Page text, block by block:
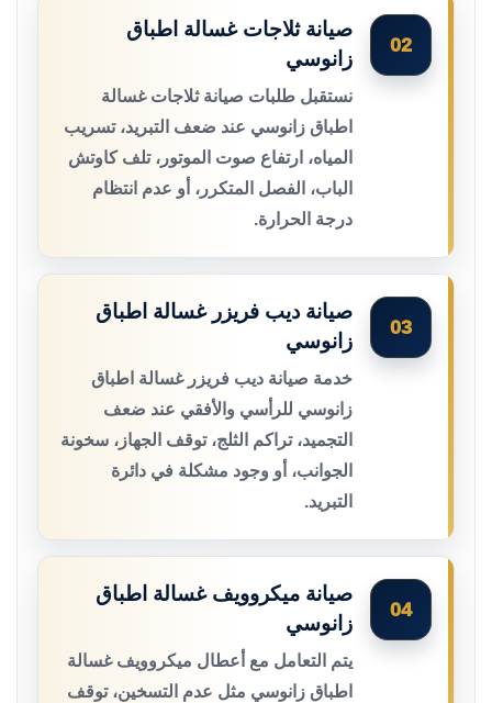
02
صيانة ثلاجات غسالة اطباق
زانوسي
نستقبل طلبات صيانة ثلاجات غسالة
اطباق زانوسي عند ضعف التبريد، تسريب
المياه، ارتفاع صوت الموتور، تلف كاوتش
الباب، الفصل المتكرر، أو عدم انتظام
درجة الحرارة.
03
صيانة ديب فريزر غسالة اطباق
زانوسي
خدمة صيانة ديب فريزر غسالة اطباق
زانوسي للرأسي والأفقي عند ضعف
التجميد، تراكم الثلج، توقف الجهاز، سخونة
الجوانب، أو وجود مشكلة في دائرة
التبريد.
04
صيانة ميكروويف غسالة اطباق
زانوسي
يتم التعامل مع أعطال ميكروويف غسالة
اطباق زانوسي مثل عدم التسخين، توقف